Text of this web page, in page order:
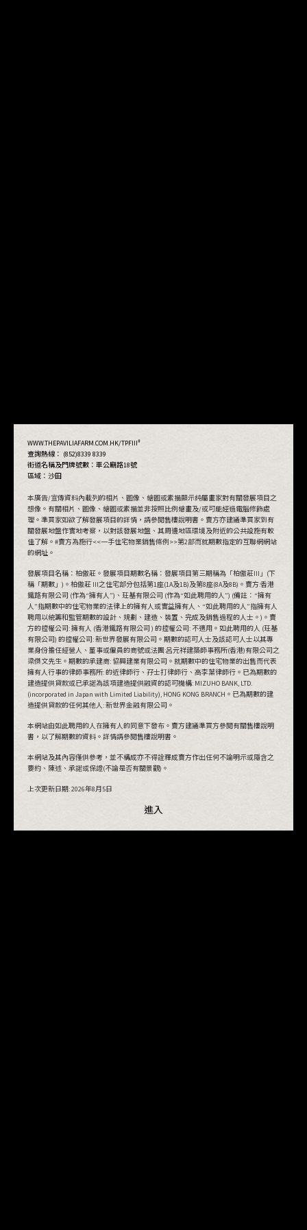
WWW.THEPAVILIAFARM.COM.HK/TPFIII#
查詢熱線： (852)8339 8339
街道名稱及門牌號數： 車公廟路18號
區域：沙田
本廣告/宣傳資料內載列的相片、圖像、繪圖或素描顯示純屬畫家對有關發展項目之
想像。有關相片、圖像、繪圖或素描並非按照比例繪畫及/或可能經過電腦修飾處
理。準買家如欲了解發展項目的詳情，請參閱售樓說明書。賣方亦建議準買家到有
關發展地盤作實地考察，以對該發展地盤、其周邊地區環境及附近的公共設施有較
佳了解。#賣方為施行<<一手住宅物業銷售條例>>第2部而就期數指定的互聯網網站
的網址。
發展項目名稱：柏傲莊。發展項目期數名稱：發展項目第三期稱為「柏傲莊III」(下
稱「期數」)。柏傲莊 III之住宅部分包括第1座(1A及1B)及第8座(8A及8B)。賣方:香港
鐵路有限公司 (作為“擁有人”)、玨基有限公司 (作為“如此聘用的人”) (備註：“擁有
人”指期數中的住宅物業的法律上的擁有人或實益擁有人、“如此聘用的人”指擁有人
聘用以統籌和監管期數的設計、規劃、建造、裝置、完成及銷售過程的人士。)。賣
方的控權公司: 擁有人 (香港鐵路有限公司 ) 的控權公司: 不適用。如此聘用的人 (玨基
有限公司) 的控權公司: 新世界發展有限公司。期數的認可人士及該認可人士以其專
業身份擔任經營人、董事或僱員的商號或法團:呂元祥建築師事務所(香港)有限公司之
梁傑文先生。期數的承建商: 協興建業有限公司。就期數中的住宅物業的出售而代表
擁有人行事的律師事務所: 的近律師行、孖士打律師行、高李葉律師行。已為期數的
建造提供貸款或已承諾為該項建造提供融資的認可機構: MIZUHO BANK, LTD.
(incorporated in Japan with Limited Liability), HONG KONG BRANCH。已為期數的建
造提供貸款的任何其他人: 新世界金融有限公司。
本網站由如此聘用的人在擁有人的同意下發布。賣方建議準買方參閱有關售樓說明
書，以了解期數的資料。詳情請參閱售樓說明書。
本網站及其內容僅供參考，並不構成亦不得詮釋成賣方作出任何不論明示或隱含之
要約、陳述、承諾或保證(不論是否有關景觀)。
上次更新日期:2026年8月5日
進入
查看抽籤結果
進入